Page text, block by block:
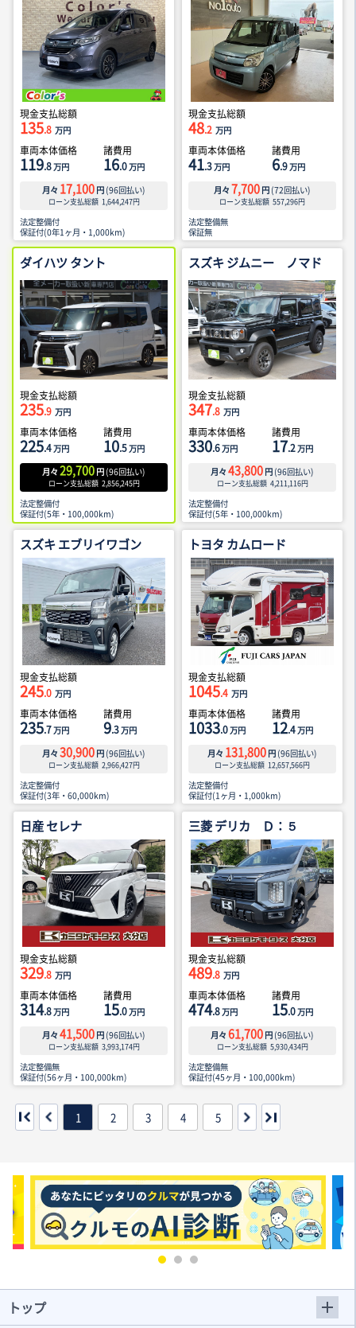
現金支払総額
135.8 万円
車両本体価格
119.8万円
諸費用
16.0万円
月々 17,100 円 (96回払い)
ローン支払総額 1,644,247円
法定整備付
保証付(0年1ヶ月・1,000km)
現金支払総額
48.2 万円
車両本体価格
41.3万円
諸費用
6.9万円
月々 7,700 円 (72回払い)
ローン支払総額 557,296円
法定整備無
保証無
ダイハツ タント
現金支払総額
235.9 万円
車両本体価格
225.4万円
諸費用
10.5万円
月々 29,700 円 (96回払い)
ローン支払総額 2,856,245円
法定整備付
保証付(5年・100,000km)
スズキ ジムニー ノマド
現金支払総額
347.8 万円
車両本体価格
330.6万円
諸費用
17.2万円
月々 43,800 円 (96回払い)
ローン支払総額 4,211,116円
法定整備付
保証付(5年・100,000km)
スズキ エブリイワゴン
現金支払総額
245.0 万円
車両本体価格
235.7万円
諸費用
9.3万円
月々 30,900 円 (96回払い)
ローン支払総額 2,966,427円
法定整備付
保証付(3年・60,000km)
トヨタ カムロード
現金支払総額
1045.4 万円
車両本体価格
1033.0万円
諸費用
12.4万円
月々 131,800 円 (96回払い)
ローン支払総額 12,657,566円
法定整備付
保証付(1ヶ月・1,000km)
日産 セレナ
現金支払総額
329.8 万円
車両本体価格
314.8万円
諸費用
15.0万円
月々 41,500 円 (96回払い)
ローン支払総額 3,993,174円
法定整備無
保証付(56ヶ月・100,000km)
三菱 デリカ Ｄ：５
現金支払総額
489.8 万円
車両本体価格
474.8万円
諸費用
15.0万円
月々 61,700 円 (96回払い)
ローン支払総額 5,930,434円
法定整備無
保証付(45ヶ月・100,000km)
1 2 3 4 5
トップ